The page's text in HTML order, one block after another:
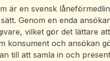
är en svensk
Genom en enda
vilket gör det lättare
konsument och ansökan
till att samla in och